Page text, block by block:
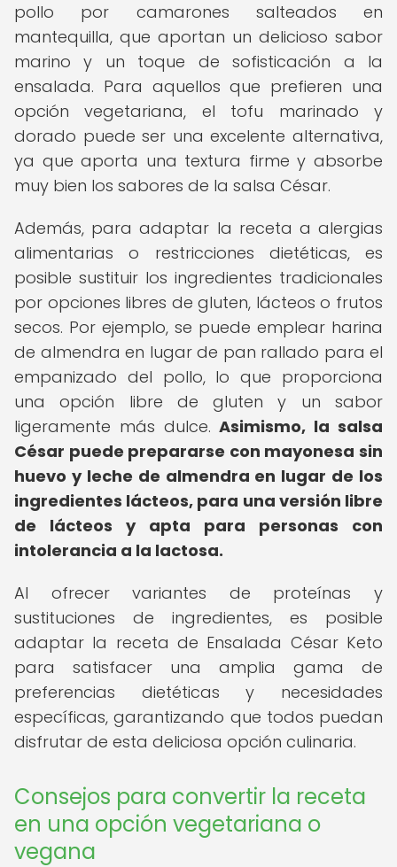
pollo por camarones salteados en
mantequilla, que aportan un delicioso sabor
marino y un toque de sofisticación a la
ensalada. Para aquellos que prefieren una
opción vegetariana, el tofu marinado y
dorado puede ser una excelente alternativa,
ya que aporta una textura firme y absorbe
muy bien los sabores de la salsa César.
Además, para adaptar la receta a alergias
alimentarias o restricciones dietéticas, es
posible sustituir los ingredientes tradicionales
por opciones libres de gluten, lácteos o frutos
secos. Por ejemplo, se puede emplear harina
de almendra en lugar de pan rallado para el
empanizado del pollo, lo que proporciona
una opción libre de gluten y un sabor
ligeramente más dulce.Asimismo, la salsa
César puede prepararse con mayonesa sin
huevo y leche de almendra en lugar de los
ingredientes lácteos, para una versión libre
de lácteos y apta para personas con
intolerancia a la lactosa.
Al ofrecer variantes de proteínas y
sustituciones de ingredientes, es posible
adaptar la receta de Ensalada César Keto
para satisfacer una amplia gama de
preferencias dietéticas y necesidades
específicas, garantizando que todos puedan
disfrutar de esta deliciosa opción culinaria.
Consejos para convertir la receta
en una opción vegetariana o
vegana